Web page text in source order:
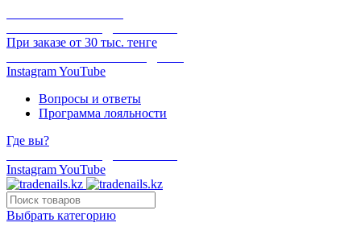
При заказе от 30 тыс. тенге
InstagramYouTube
Вопросы и ответы
Программа лояльности
Где вы?
InstagramYouTube
Выбрать категорию